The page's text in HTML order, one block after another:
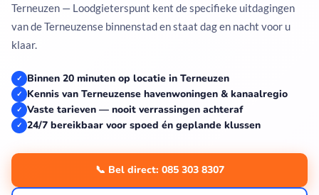
Terneuzen — Loodgieterspunt kent de specifieke uitdagingen
van de Terneuzense binnenstad en staat dag en nacht voor u
klaar.
✓ Binnen 20 minuten op locatie in Terneuzen
✓ Kennis van Terneuzense havenwoningen & kanaalregio
✓ Vaste tarieven — nooit verrassingen achteraf
✓ 24/7 bereikbaar voor spoed én geplande klussen
📞 Bel direct: 085 303 8307